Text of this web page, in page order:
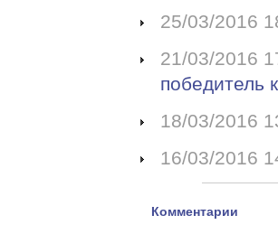
25/03/2016
21/03/2016
победитель
18/03/2016
16/03/2016
Комментарии